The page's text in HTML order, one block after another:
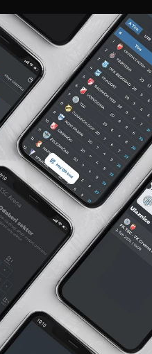
HOME SPONZORI NEWS GALERIJE
25) 29.
TSC (Bačka Topola) 0:0
(K), St. Jovanović –